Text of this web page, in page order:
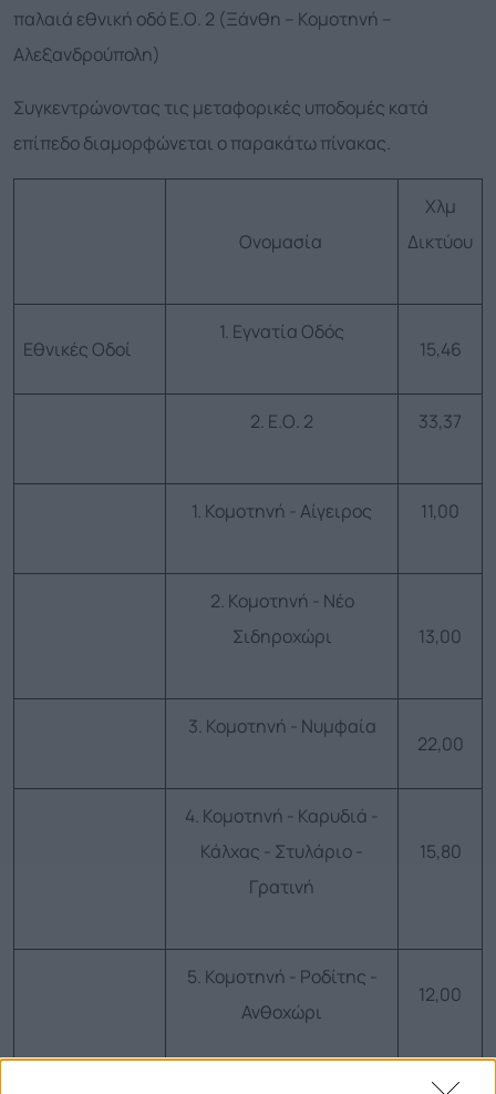
παλαιά εθνική οδό Ε.Ο. 2 (Ξάνθη – Κομοτηνή –
Αλεξανδρούπολη)
Συγκεντρώνοντας τις μεταφορικές υποδομές κατά
επίπεδο διαμορφώνεται ο παρακάτω πίνακας.
Ονομασία
Χλμ
Δικτύου
Εθνικές Οδοί
1. Εγνατία Οδός
15,46
2. Ε.Ο. 2 33,37
1. Κομοτηνή - Αίγειρος 11,00
2. Κομοτηνή - Νέο
Σιδηροχώρι
13,00
3. Κομοτηνή - Νυμφαία
22,00
4. Κομοτηνή - Καρυδιά -
Κάλχας - Στυλάριο -
Γρατινή
15,80
5. Κομοτηνή - Ροδίτης -
Ανθοχώρι
12,00